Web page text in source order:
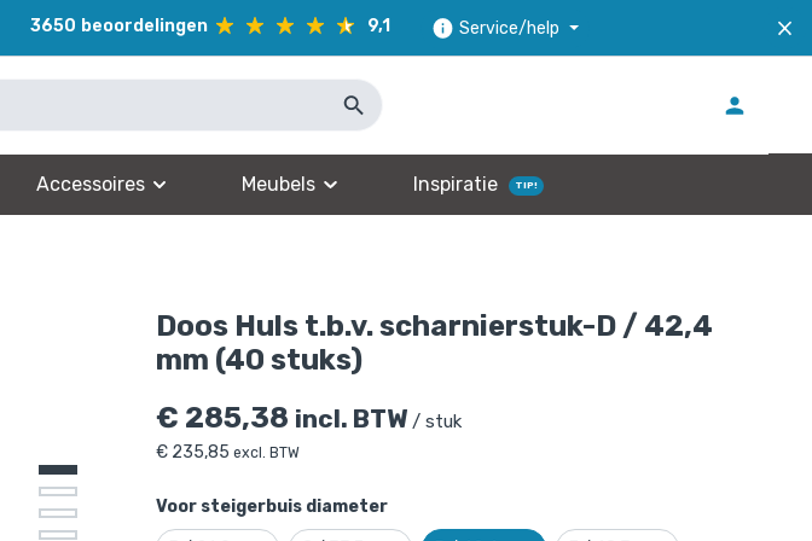
3650 beoordelingen 9,1 Service/help
Accessoires Meubels Inspiratie TIP!
Doos Huls t.b.v. scharnierstuk-D / 42,4
mm (40 stuks)
€ 285,38 incl. BTW/ stuk
€ 235,85 excl. BTW
Voor steigerbuis diameter